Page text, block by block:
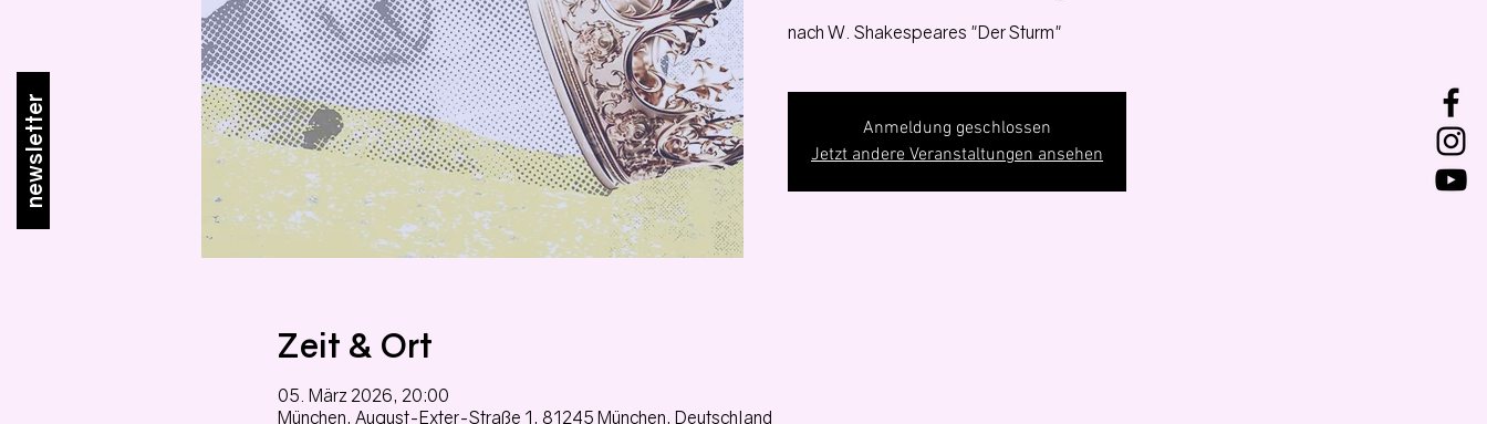
newsletter
nach W. Shakespeares "Der Sturm"
Anmeldung geschlossen
Jetzt andere Veranstaltungen ansehen
Zeit & Ort
05. März 2026, 20:00
München, August-Exter-Straße 1, 81245 München, Deutschland